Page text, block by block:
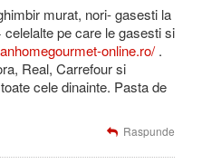
murat, nori- gasesti la
pe care le gasesti si
online.ro/.
Real, Carrefour si
cele dinainte. Pasta de
Raspunde